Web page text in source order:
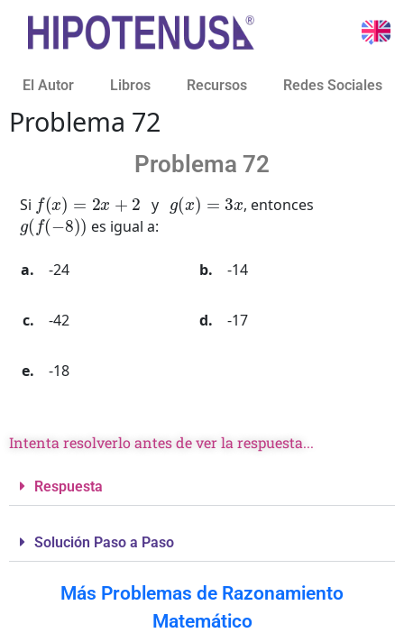
El Autor Libros Recursos Redes Sociales
Problema 72
Problema 72
Si
(x =
y
( )
, entonces
g(f(−8 ))
es igual a:
-24 -14
-42 -17
-18
Intenta resolverlo antes de ver la respuesta...
Respuesta
Solución Paso a Paso
Más Problemas de Razonamiento
Matemático